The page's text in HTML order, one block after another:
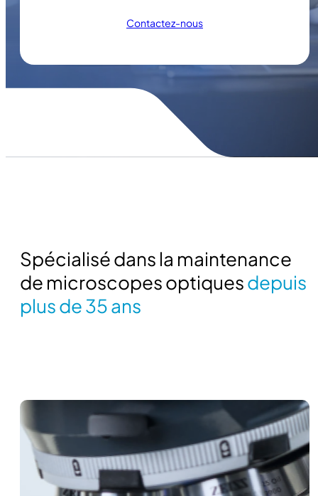
Contactez-nous
Spécialisé dans la maintenance
de microscopes optiquesdepuis
plus de 35 ans